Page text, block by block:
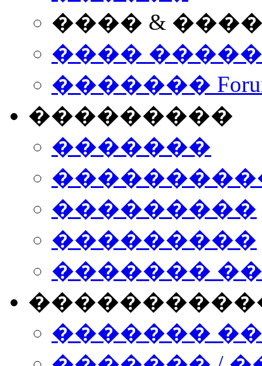
���� &
����
�������
���������
�������
���������
���������
�������
�������